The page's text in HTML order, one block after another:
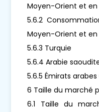
Moyen-Orient et
5.6.2
Moyen-Orient et en
5.6.3 Turquie
5.6.4 Arabie
5.6.5 Émirats arabes
6 Taille du marché
6.1 Taille du